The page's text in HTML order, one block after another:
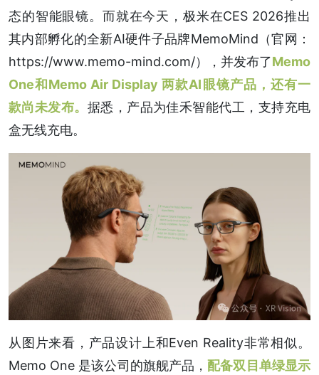
态的智能眼镜。而就在今天，极米在CES 2026推出
其内部孵化的全新AI硬件子品牌MemoMind（官网：
https://www.memo-mind.com/），并发布了Memo
One和Memo Air Display 两款AI眼镜产品，还有一
款尚未发布。 据悉，产品为佳禾智能代工，支持充电
盒无线充电。
从图片来看，产品设计上和Even Reality非常相似。
Memo One 是该公司的旗舰产品，配备双目单绿显示